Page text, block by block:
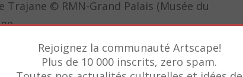
Trajane © RMN-Grand Palais (Musée du
bolonais natifs ou d’adoption et
des copies d’après l’antique ou des
Rejoignez la communauté Artscape!
Plus de 10 000 inscrits, zero spam.